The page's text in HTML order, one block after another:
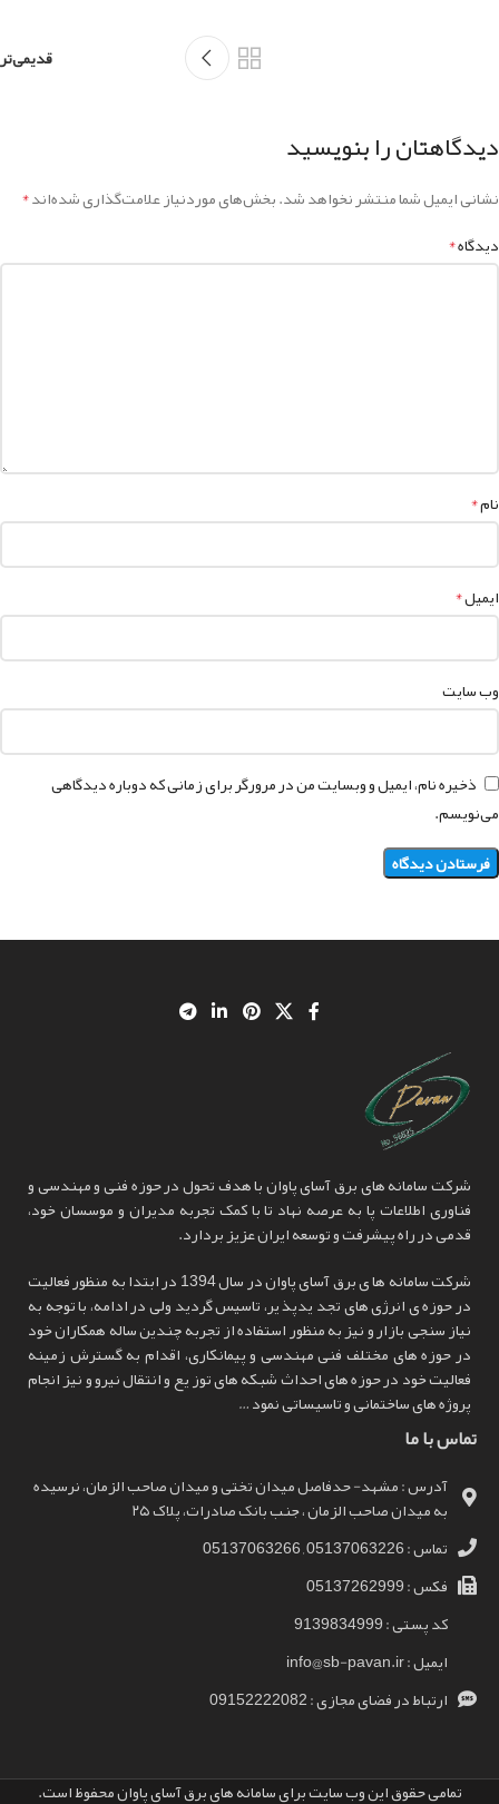
قدیمی‌تر
دیدگاهتان را بنویسید
نشانی ایمیل شما منتشر نخواهد شد.بخش‌های موردنیاز علامت‌گذاری شده‌اند*
دیدگاه*
نام*
ایمیل*
وب‌ سایت
ذخیره نام، ایمیل و وبسایت من در مرورگر برای زمانی که دوباره دیدگاهی
می‌نویسم.
شرکت سامانه های برق آسای پاوان با هدف تحول در حوزه فنی و مهندسی و
فناوری اطلاعات پا به عرصه نهاد تا با کمک تجربه مدیران و موسسان خود،
قدمی در راه پیشرفت و توسعه ایران عزیز بردارد.
شرکت سامانه ها ی برق آسای پاوان در سال 1394 در ابتدا به منظور فعالیت
در حوزه ی انرژی های تجد یدپذ یر، تاسیس گردید ولی در ادامه، با توجه به
نیاز سنجی بازار و نیز به منظور استفاده از تجربه چندین ساله همکاران خود
در حوزه های مختلف فنی مهندسی و پیمانکاری، اقدام به گسترش زمینه
فعالیت خود در حوزه های احداث شبکه های توز یع و انتقال نیرو و نیز انجام
پروژه های ساختمانی و تاسیساتی نمود …
تماس با ما
آدرس : مشهد- حدفاصل میدان تختی و میدان صاحب الزمان، نرسیده
به میدان صاحب الزمان ، جنب بانک صادرات، پلاک ۲۵
تماس : 05137063226 , 05137063266
فکس : 05137262999
کد پستی : 9139834999
ایمیل : info@sb-pavan.ir
ارتباط در فضای مجازی : 09152222082
تمامی حقوق این وب سایت برای سامانه های برق آسای پاوان محفوظ است.